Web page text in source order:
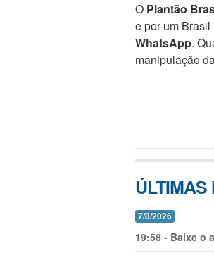
O Plantão
e por um Brasil
WhatsApp.
manipulação
ÚLTIMAS
7/8/2026
19:58 - Baixe o